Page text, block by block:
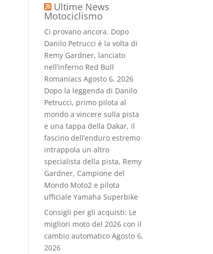
Ultime News
Motociclismo
Ci provano ancora. Dopo
Danilo Petrucci è la volta di
Remy Gardner, lanciato
nell’inferno Red Bull
Romaniacs Agosto 6, 2026
Dopo la leggenda di Danilo
Petrucci, primo pilota al
mondo a vincere sulla pista
e una tappa della Dakar, il
fascino dell’enduro estremo
intrappola un altro
specialista della pista, Remy
Gardner, Campione del
Mondo Moto2 e pilota
ufficiale Yamaha Superbike
Consigli per gli acquisti: Le
migliori moto del 2026 con il
cambio automatico Agosto 6,
2026